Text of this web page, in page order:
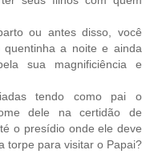
ou antes disso, você
a noite e ainda
sua magnificiência e
tendo como pai o
dele na certidão de
o presídio onde ele deve
torpe para visitar o Papai?